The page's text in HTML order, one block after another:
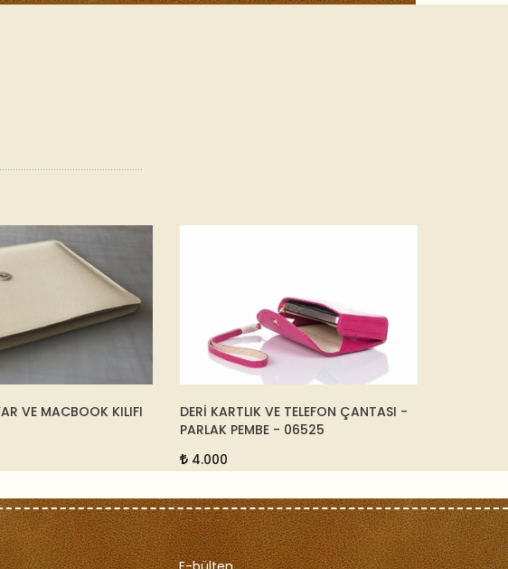
VE MACBOOK KILIFI
DERİ KARTLIK VE TELEFON ÇANTASI -
PARLAK PEMBE - 06525
4.000